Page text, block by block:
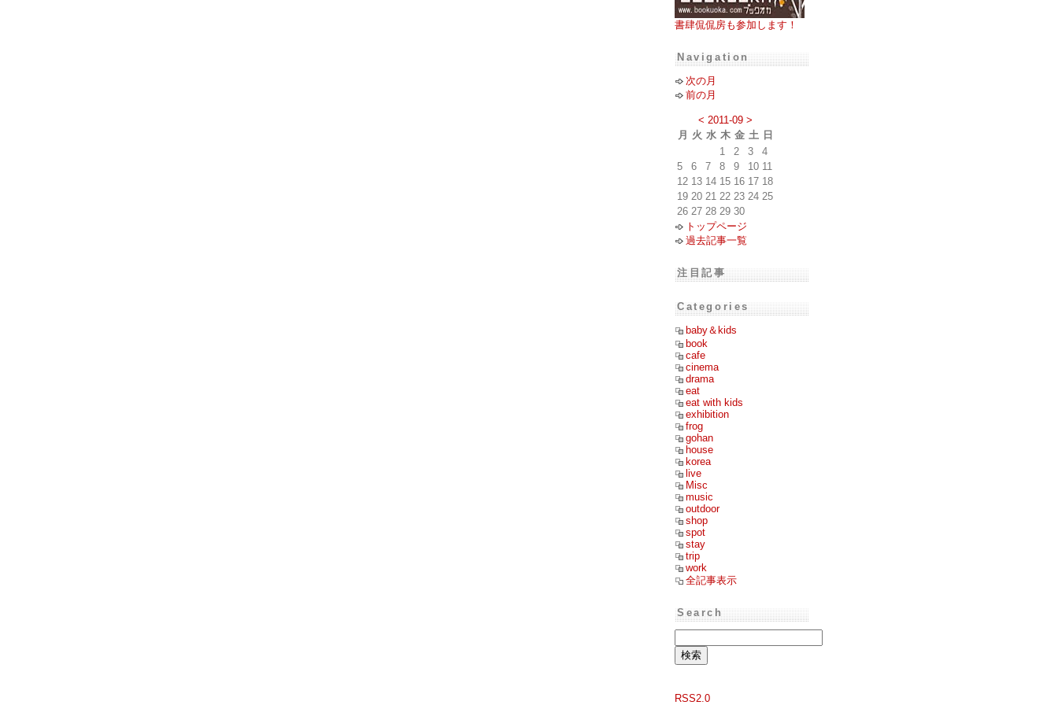
書肆侃侃房も参加します！
Navigation
次の月
前の月
< 2011-09 >
月
火 水 木 金 土 日
1
2 3
4
5
6 7 8 9 10 11
12 13 14 15 16 17 18
19 20 21 22 23 24 25
26 27 28 29 30
トップページ
過去記事一覧
注目記事
Categories
baby＆kids
book
cafe
cinema
drama
eat
eat with kids
exhibition
frog
gohan
house
korea
live
Misc
music
outdoor
shop
spot
stay
trip
work
全記事表示
Search
RSS2.0